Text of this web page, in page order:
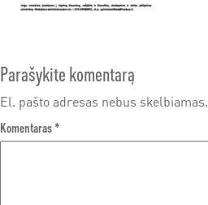
Parašykite komentarą
El. pašto adresas nebus skelbiamas.
Komentaras*